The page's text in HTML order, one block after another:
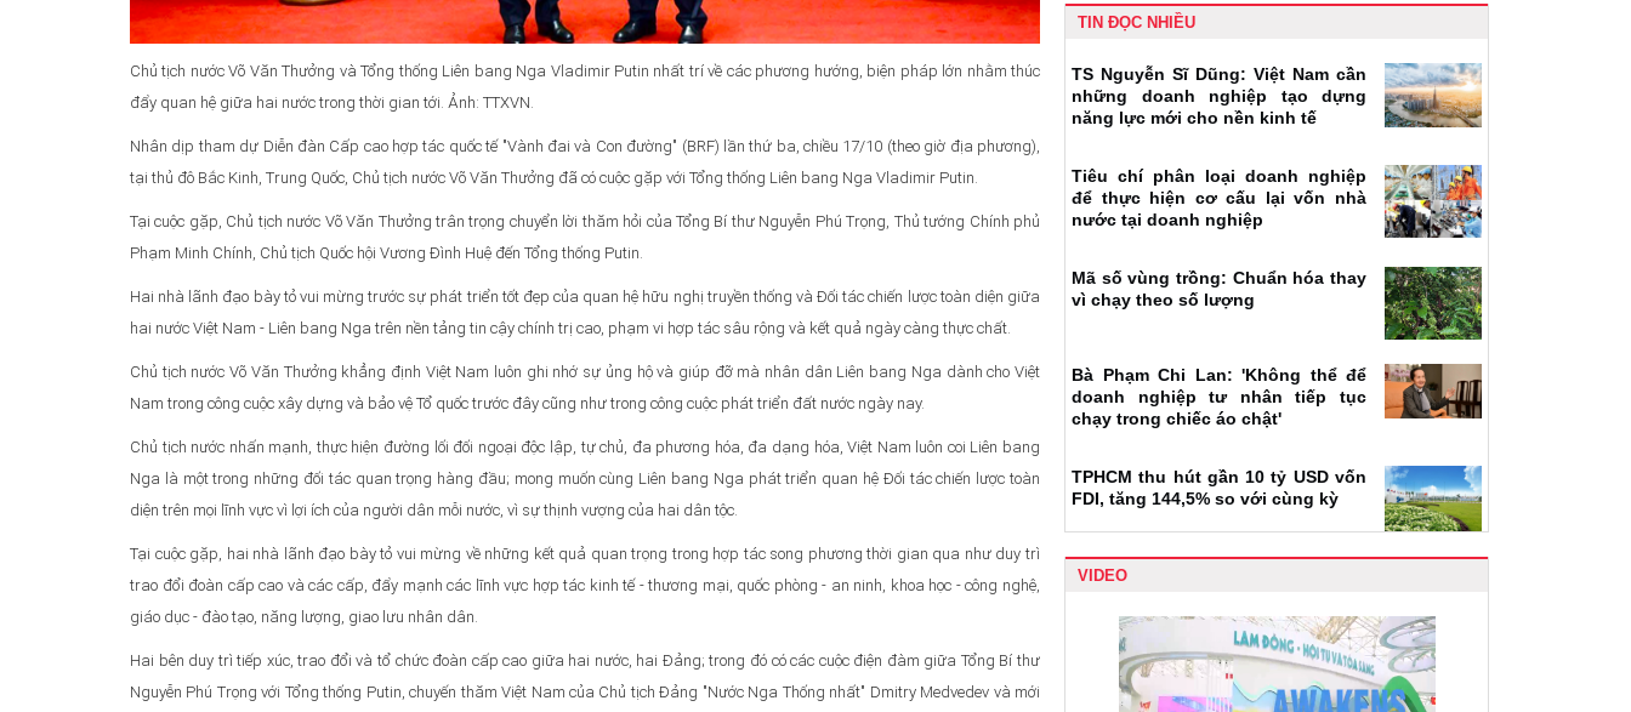
Chủ tịch nước Võ Văn Thưởng và Tổng thống Liên bang Nga Vladimir Putin nhất trí về các phương hướng, biện pháp lớn nhằm thúc
đẩy quan hệ giữa hai nước trong thời gian tới. Ảnh: TTXVN.
Nhân dịp tham dự Diễn đàn Cấp cao hợp tác quốc tế "Vành đai và Con đường" (BRF) lần thứ ba, chiều 17/10 (theo giờ địa phương),
tại thủ đô Bắc Kinh, Trung Quốc, Chủ tịch nước Võ Văn Thưởng đã có cuộc gặp với Tổng thống Liên bang Nga Vladimir Putin.
Tại cuộc gặp, Chủ tịch nước Võ Văn Thưởng trân trọng chuyển lời thăm hỏi của Tổng Bí thư Nguyễn Phú Trọng, Thủ tướng Chính phủ
Phạm Minh Chính, Chủ tịch Quốc hội Vương Đình Huệ đến Tổng thống Putin.
Hai nhà lãnh đạo bày tỏ vui mừng trước sự phát triển tốt đẹp của quan hệ hữu nghị truyền thống và Đối tác chiến lược toàn diện giữa
hai nước Việt Nam - Liên bang Nga trên nền tảng tin cậy chính trị cao, phạm vi hợp tác sâu rộng và kết quả ngày càng thực chất.
Chủ tịch nước Võ Văn Thưởng khẳng định Việt Nam luôn ghi nhớ sự ủng hộ và giúp đỡ mà nhân dân Liên bang Nga dành cho Việt
Nam trong công cuộc xây dựng và bảo vệ Tổ quốc trước đây cũng như trong công cuộc phát triển đất nước ngày nay.
Chủ tịch nước nhấn mạnh, thực hiện đường lối đối ngoại độc lập, tự chủ, đa phương hóa, đa dạng hóa, Việt Nam luôn coi Liên bang
Nga là một trong những đối tác quan trọng hàng đầu; mong muốn cùng Liên bang Nga phát triển quan hệ Đối tác chiến lược toàn
diện trên mọi lĩnh vực vì lợi ích của người dân mỗi nước, vì sự thịnh vượng của hai dân tộc.
Tại cuộc gặp, hai nhà lãnh đạo bày tỏ vui mừng về những kết quả quan trọng trong hợp tác song phương thời gian qua như duy trì
trao đổi đoàn cấp cao và các cấp, đẩy mạnh các lĩnh vực hợp tác kinh tế - thương mại, quốc phòng - an ninh, khoa học - công nghệ,
giáo dục - đào tạo, năng lượng, giao lưu nhân dân.
Hai bên duy trì tiếp xúc, trao đổi và tổ chức đoàn cấp cao giữa hai nước, hai Đảng; trong đó có các cuộc điện đàm giữa Tổng Bí thư
Nguyễn Phú Trọng với Tổng thống Putin, chuyến thăm Việt Nam của Chủ tịch Đảng "Nước Nga Thống nhất" Dmitry Medvedev và mới
TIN ĐỌC NHIỀU
TS Nguyễn Sĩ Dũng: Việt Nam cần
những doanh nghiệp tạo dựng
năng lực mới cho nền kinh tế
Tiêu chí phân loại doanh nghiệp
để thực hiện cơ cấu lại vốn nhà
nước tại doanh nghiệp
Mã số vùng trồng: Chuẩn hóa thay
vì chạy theo số lượng
Bà Phạm Chi Lan: 'Không thể để
doanh nghiệp tư nhân tiếp tục
chạy trong chiếc áo chật'
TPHCM thu hút gần 10 tỷ USD vốn
FDI, tăng 144,5% so với cùng kỳ
VIDEO